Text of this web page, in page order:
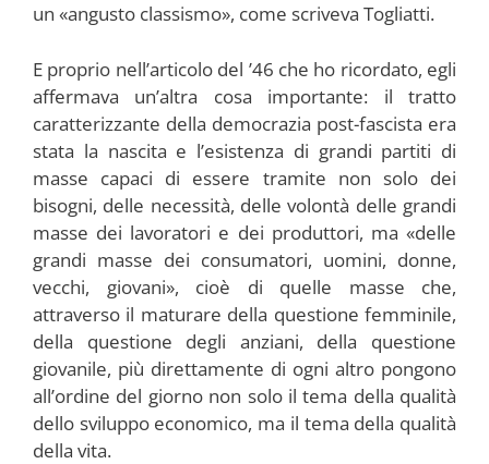
un «angusto classismo», come scriveva Togliatti.
E proprio nell’articolo del ’46 che ho ricordato, egli
affermava un’altra cosa importante: il tratto
caratterizzante della democrazia post-fascista era
stata la nascita e l’esistenza di grandi partiti di
masse capaci di essere tramite non solo dei
bisogni, delle necessità, delle volontà delle grandi
masse dei lavoratori e dei produttori, ma «delle
grandi masse dei consumatori, uomini, donne,
vecchi, giovani», cioè di quelle masse che,
attraverso il maturare della questione femminile,
della questione degli anziani, della questione
giovanile, più direttamente di ogni altro pongono
all’ordine del giorno non solo il tema della qualità
dello sviluppo economico, ma il tema della qualità
della vita.